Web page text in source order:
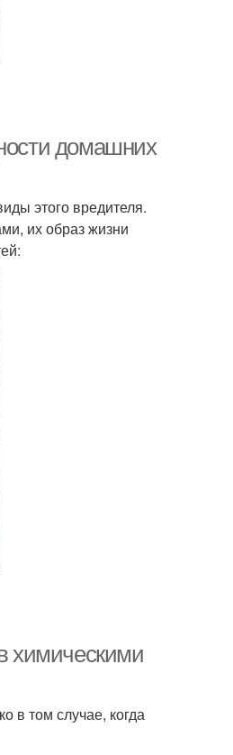
домашних
этого вредителя.
их образ жизни
химическими
в том случае, когда